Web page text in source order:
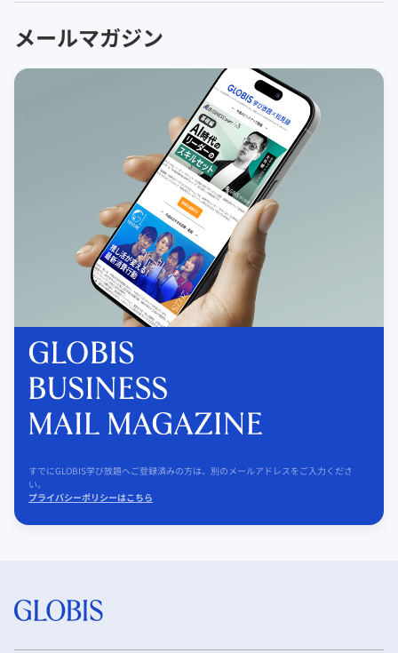
メールマガジン
すでにGLOBIS学び放題へご登録済みの方は、別のメールアドレスをご入力くださ
い。
プライバシーポリシーはこちら